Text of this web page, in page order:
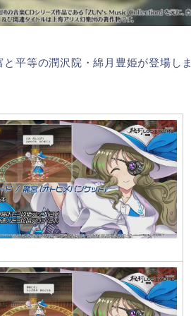
平等の潤沢院・綿月豊姫が登場しま